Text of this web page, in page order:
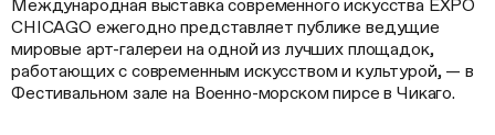
Международная выставка современного искусства EXPO
CHICAGO ежегодно представляет публике ведущие
мировые арт-галереи на одной из лучших площадок,
работающих с современным искусством и культурой, — в
Фестивальном зале на Военно-морском пирсе в Чикаго.